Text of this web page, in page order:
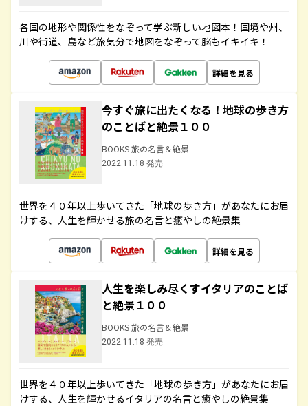
各国の地形や関係性をなぞって学ぶ新しい地図本！国境や州、
川や街道、島など旅気分で地図をなぞって脳もイキイキ！
詳細を見る
今すぐ旅に出たくなる！地球の歩き方
のことばと絶景１００
BOOKS 旅の名言＆絶景
2022.11.18 発売
世界を４０年以上歩いてきた「地球の歩き方」があなたにお届
けする、人生を輝かせる旅の名言と癒やしの絶景集
詳細を見る
人生を楽しみ尽くすイタリアのことば
と絶景１００
BOOKS 旅の名言＆絶景
2022.11.18 発売
世界を４０年以上歩いてきた「地球の歩き方」があなたにお届
けする、人生を輝かせるイタリアの名言と癒やしの絶景集